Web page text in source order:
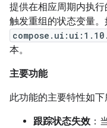
提供在相应周期内执
触发重组的状态变量
本。
主要功能
此功能的主要特性如下
跟踪状态失效 ：